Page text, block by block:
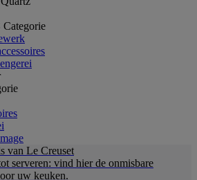
van Le Creuset
serveren: vind hier de onmisbare
uw keuken.